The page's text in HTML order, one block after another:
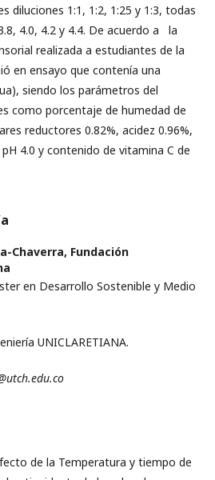
diluciones 1:1, 1:2, 1:25 y 1:3, todas
4.0, 4.2 y 4.4. De acuerdo a la
realizada a estudiantes de la
en ensayo que contenía una
siendo los parámetros del
como porcentaje de humedad de
reductores 0.82%, acidez 0.96%,
4.0 y contenido de vitamina C de
Chaverra, Fundación
en Desarrollo Sostenible y Medio
UNICLARETIANA.
de la Temperatura y tiempo de